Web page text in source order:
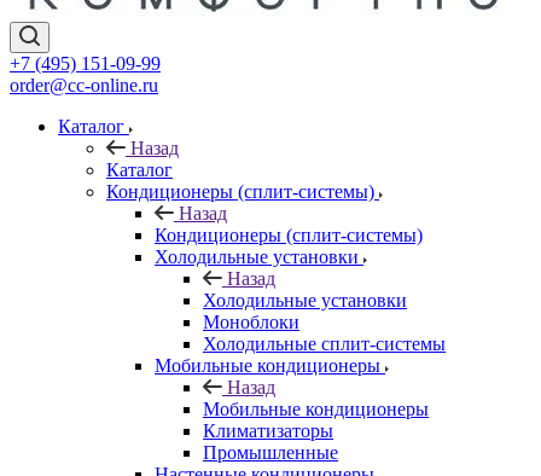
+7 (495) 151-09-99
order@cc-online.ru
Каталог
Назад
Каталог
Кондиционеры (сплит-системы)
Назад
Кондиционеры (сплит-системы)
Холодильные установки
Назад
Холодильные установки
Моноблоки
Холодильные сплит-системы
Мобильные кондиционеры
Назад
Мобильные кондиционеры
Климатизаторы
Промышленные